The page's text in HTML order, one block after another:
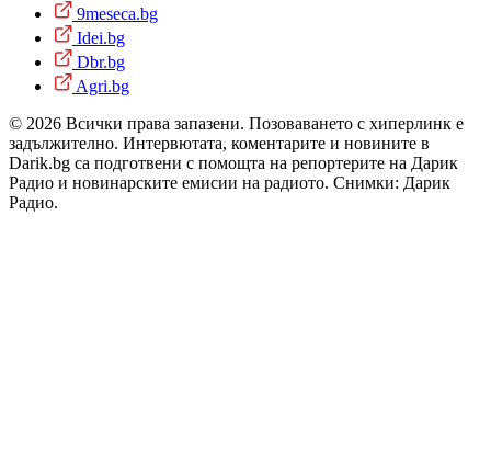
9meseca.bg
Idei.bg
Dbr.bg
Agri.bg
© 2026 Всички права запазени. Позоваването с хиперлинк е
задължително. Интервютата, коментарите и новините в
Darik.bg са подготвени с помощта на репортерите на Дарик
Радио и новинарските емисии на радиото. Снимки: Дарик
Радио.